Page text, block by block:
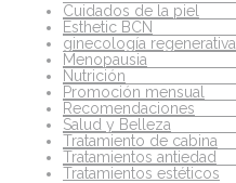
Cuidados de la piel
Esthetic BCN
ginecología regenerativa
Menopausia
Nutrición
Promoción mensual
Recomendaciones
Salud y Belleza
Tratamiento de cabina
Tratamientos antiedad
Tratamientos estéticos